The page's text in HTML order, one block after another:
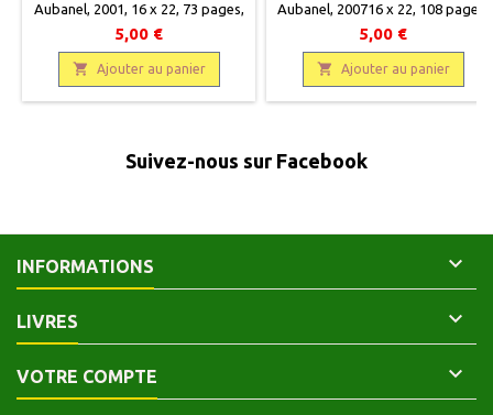
Aubanel, 2001, 16 x 22, 73 pages,
broché, occasion. Correct.
5,00 €
 Ajouter au panier
Aubanel, 200716 x 22, 108 pages,
broché, occasion. Correct.
5,00 €
 Ajouter au panier
Suivez-nous sur Facebook
INFORMATIONS 
LIVRES 
VOTRE COMPTE 